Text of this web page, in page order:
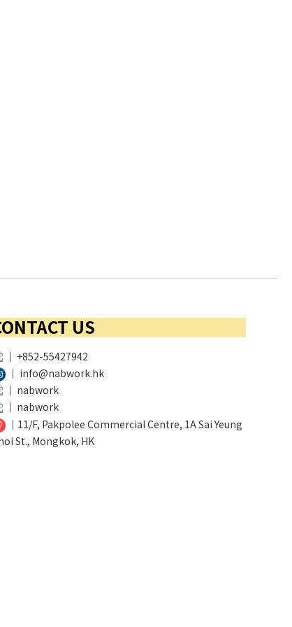
US
│ +852-55427942
│ info@nabwork.hk
│ nabwork
│ nabwork
│ 11/F, Pakpolee Commercial Centre, 1A Sai Yeung
St., Mongkok, HK